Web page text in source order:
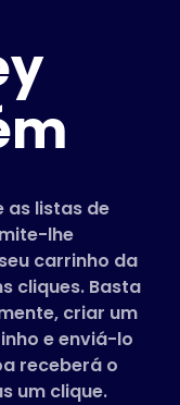
as listas de
lhe
carrinho da
cliques. Basta
criar um
e enviá-lo
receberá o
um clique.